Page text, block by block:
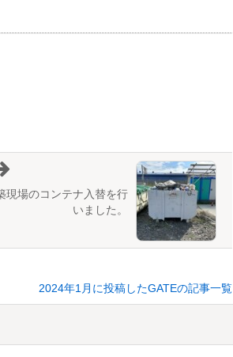
現場のコンテナ入替を行
いました。
2024年1月に投稿したGATEの記事一覧